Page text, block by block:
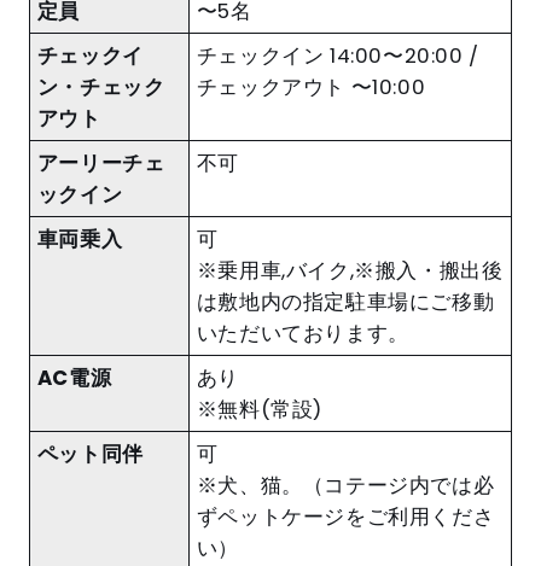
定員
〜5名
チェックイ
ン・チェック
アウト
チェックイン 14:00〜20:00 /
チェックアウト 〜10:00
アーリーチェ
ックイン
不可
車両乗入
可
※乗用車,バイク,※搬入・搬出後
は敷地内の指定駐車場にご移動
いただいております。
AC電源
あり
※無料(常設)
ペット同伴
可
※犬、猫。（コテージ内では必
ずペットケージをご利用くださ
い）